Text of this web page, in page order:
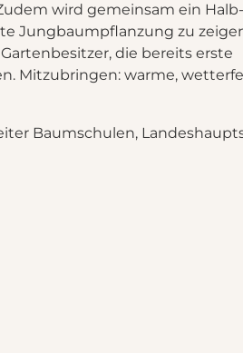
wird gemeinsam ein
Jungbaumpflanzung zu
die bereits erste
Mitzubringen: warme,
Baumschulen,